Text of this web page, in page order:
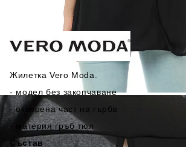
Жилетка Vero Moda.
- модел без закопчаване
- отворена част на гърба
- материя гръб тюл
Състав